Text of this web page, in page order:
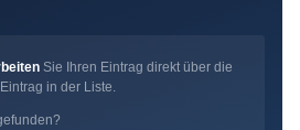
Sie Ihren Eintrag direkt über die
in der Liste.